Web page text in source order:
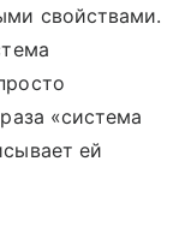
свойствами.
«система
ей